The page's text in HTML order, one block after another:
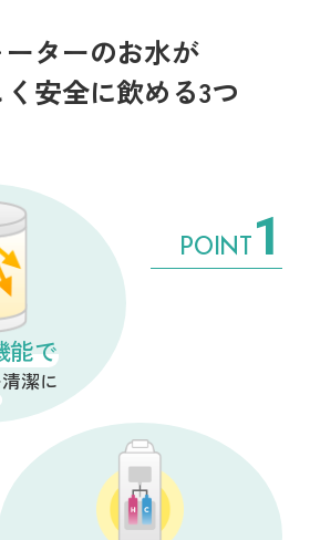
ターのお水が
安全に飲める3つ
POINT 1
能で
潔に